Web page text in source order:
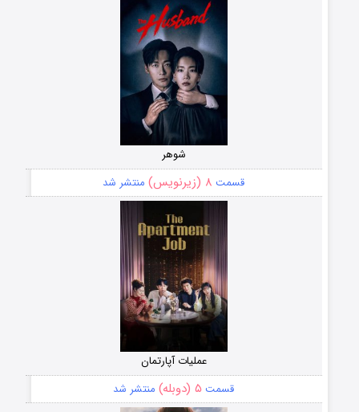
شوهر
قسمت ۸ (زیرنویس) منتشر شد
عملیات آپارتمان
قسمت ۵ (دوبله) منتشر شد